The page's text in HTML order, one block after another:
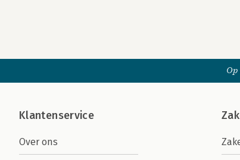
Klantenservice
Over ons